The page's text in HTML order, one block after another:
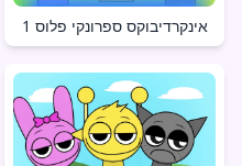
אינקרדיבוקס ספרונקי פלוס 1